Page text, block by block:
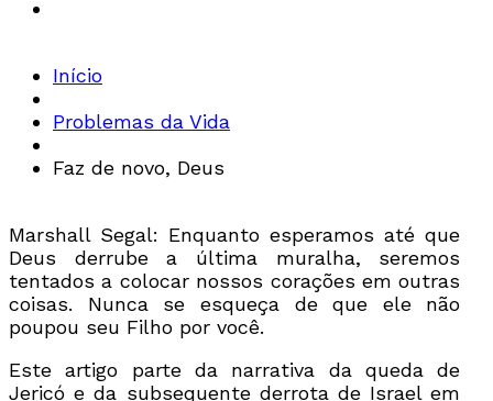
Início
Problemas da Vida
Faz de novo, Deus
Marshall Segal: Enquanto esperamos até que
Deus derrube a última muralha, seremos
tentados a colocar nossos corações em outras
coisas. Nunca se esqueça de que ele não
poupou seu Filho por você.
Este artigo parte da narrativa da queda de
Jericó e da subsequente derrota de Israel em